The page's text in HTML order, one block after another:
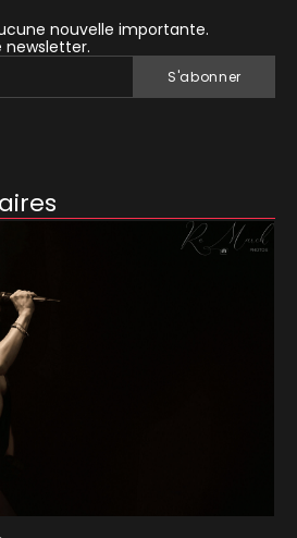
nouvelle importante.
newsletter.
S'abonner